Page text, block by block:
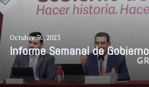
Octubre 30, 2023
Informe Semanal de Gobierno